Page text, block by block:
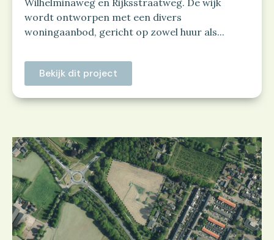
Wilhelminaweg en Rijksstraatweg. De wijk
wordt ontworpen met een divers
woningaanbod, gericht op zowel huur als...
Bekijk dit project